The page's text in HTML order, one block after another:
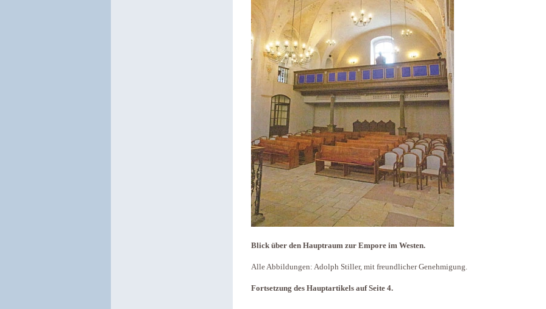
Blick über den Hauptraum zur Empore im Westen.
Alle Abbildungen: Adolph Stiller, mit freundlicher Genehmigung.
Fortsetzung des Hauptartikels auf Seite 4.